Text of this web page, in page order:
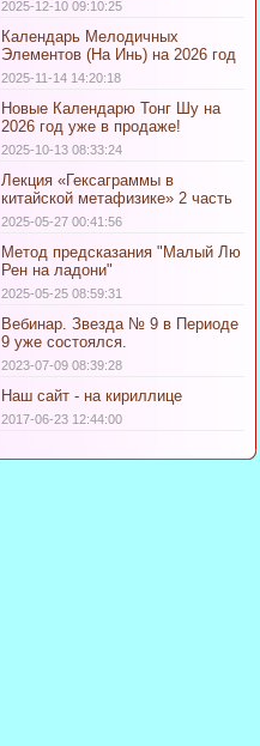
2025-12-10 09:10:25
Календарь Мелодичных
Элементов (На Инь) на 2026 год
2025-11-14 14:20:18
Новые Календарю Тонг Шу на
2026 год уже в продаже!
2025-10-13 08:33:24
Лекция «Гексаграммы в
китайской метафизике» 2 часть
2025-05-27 00:41:56
Метод предсказания "Малый Лю
Рен на ладони"
2025-05-25 08:59:31
Вебинар. Звезда № 9 в Периоде
9 уже состоялся.
2023-07-09 08:39:28
Наш сайт - на кириллице
2017-06-23 12:44:00